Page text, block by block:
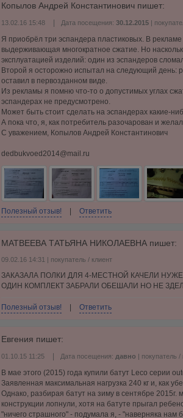
Копылов Андрей Константинович пишет:
13.02.16 15:48 Дата посещения: 30.12.2015 |
Я приобрёл три эспандера пластиковых. В
выдерживающая многократное сжатие. Но
эксплуатацией изделий: один из эспандеров
Второй я осторожно испытал на следующий день:
оставил в первозданном виде.
Из рекламы я помню что-то о допустимых углах
эспандерах не предусмотрено.
Может быть стоит сделать на эспандерах какие-
А пока что, я, как потребитель разочарован и
С уважением, Копылов Андрей Константинович
dedbukvoed2014@mail.ru
Полезный отзыв! | Ответить
МАТВЕЕВА ТАТЬЯНА НИКОЛАЕВНА пишет:
09.02.16 14:31 | покупатель / клиент
ЗАКАЗАЛА ПОЛКИ ДЛЯ 4-МЕСТНОЙ КАЧЕЛИ
ОДИН КОМПЛЕКТ ЗАБРАЛИ ОБЕШАЛИ НО НЕ
Полезный отзыв! Ответить
Евгения пишет:
01.10.15 11:25 Дата посещения: давно | покупатель /
В мае этого (2015) года купили батут Leco серии
Заявленная максимальная нагрузка 240 кг и, как
Однако, разбирая батут на зиму в сентябре
конструкции лопнули, хотя на батуте прыгал
"ничего страшного" - подумала я, - "наверняка нам